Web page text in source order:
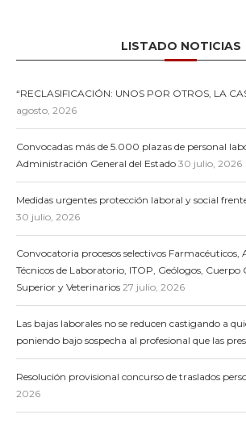
LISTADO NOTICIAS
“RECLASIFICACIÓN: UNOS POR OTROS, LA
agosto, 2026
Convocadas más de 5.000 plazas de personal
Administración General del Estado 30 julio, 2026
Medidas urgentes protección laboral y social
30 julio, 2026
Convocatoria procesos selectivos Farmacéuticos,
Técnicos de Laboratorio, ITOP, Geólogos, Cuerpo
Superior y Veterinarios 27 julio, 2026
Las bajas laborales no se reducen castigando a
poniendo bajo sospecha al profesional que las
Resolución provisional concurso de traslados
2026